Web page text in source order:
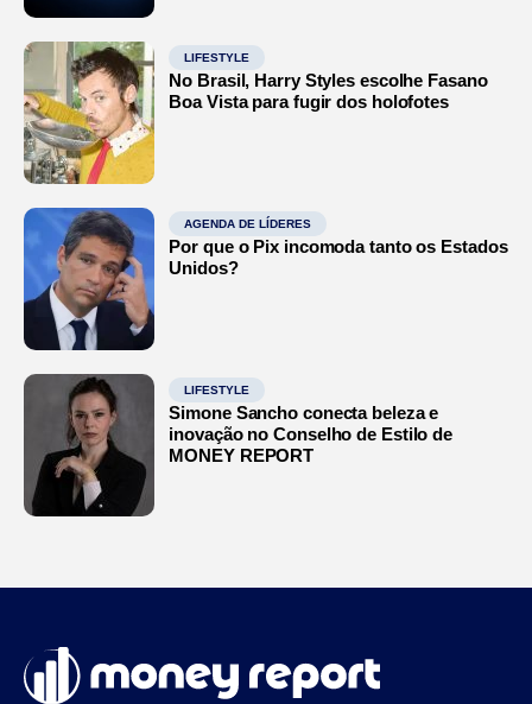
LIFESTYLE
No Brasil, Harry Styles escolhe Fasano
Boa Vista para fugir dos holofotes
AGENDA DE LÍDERES
Por que o Pix incomoda tanto os Estados
Unidos?
LIFESTYLE
Simone Sancho conecta beleza e
inovação no Conselho de Estilo de
MONEY REPORT